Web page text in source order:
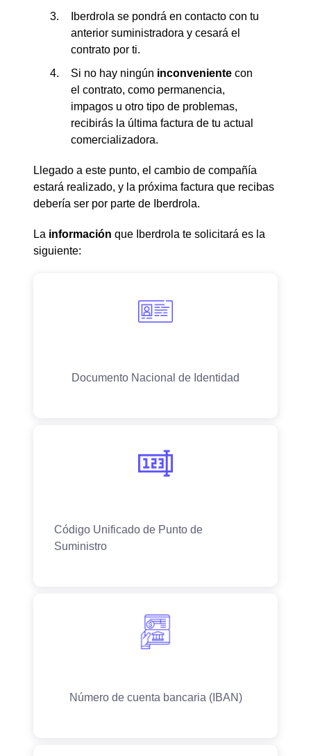
Iberdrola se pondrá en contacto con tu
anterior suministradora y cesará el
contrato por ti.
Si no hay ningún inconveniente con
el contrato, como permanencia,
impagos u otro tipo de problemas,
recibirás la última factura de tu actual
comercializadora.
Llegado a este punto, el cambio de compañía
estará realizado, y la próxima factura que recibas
debería ser por parte de Iberdrola.
La información que Iberdrola te solicitará es la
siguiente: